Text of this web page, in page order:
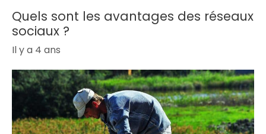
Quels sont les avantages des réseaux
sociaux ?
Il y a 4 ans